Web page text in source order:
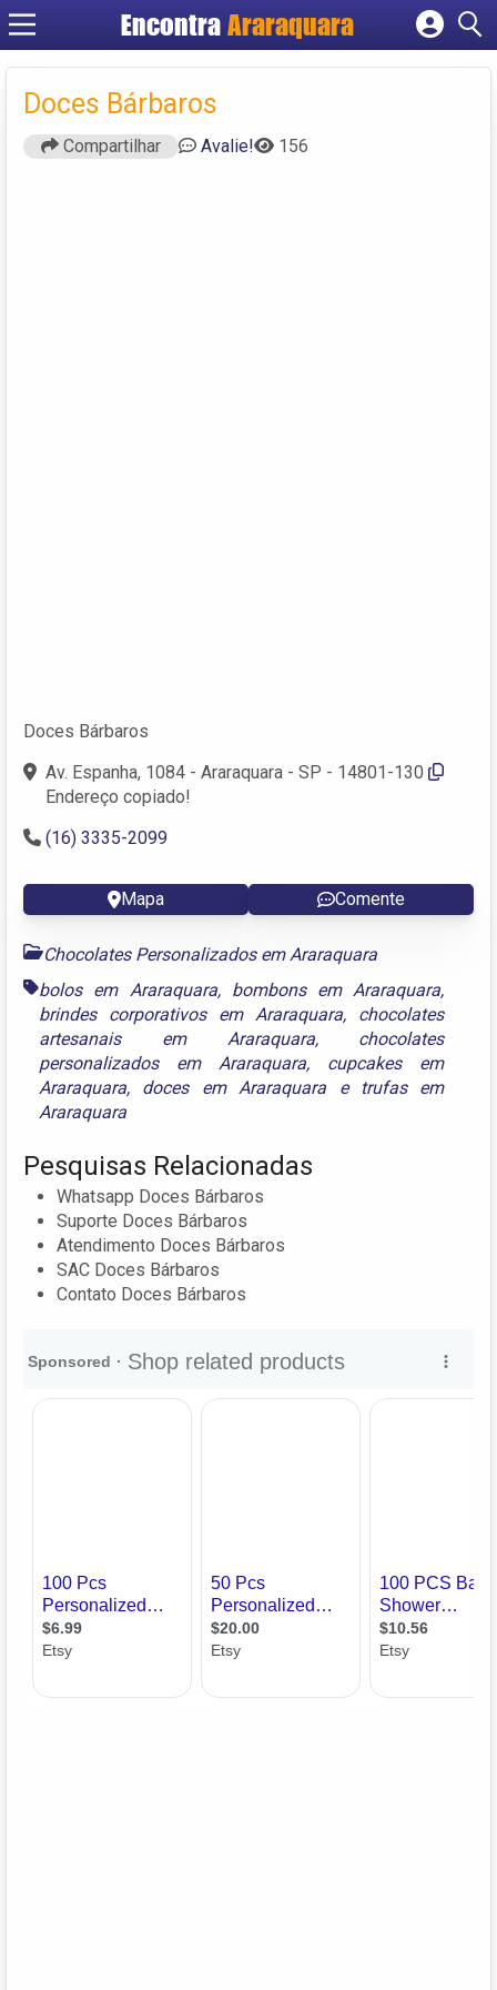
EncontraAraraquara
Cadastrar empresa
Doces Bárbaros
Compartilhar Avalie! 156
Doces Bárbaros
Av. Espanha, 1084 - Araraquara - SP - 14801-130
Endereço copiado!
(16) 3335-2099
Mapa Comente
Chocolates Personalizados em Araraquara
bolos em Araraquara, bombons em Araraquara,
brindes corporativos em Araraquara, chocolates
artesanais em Araraquara, chocolates
personalizados em Araraquara, cupcakes em
Araraquara, doces em Araraquara e trufas em
Araraquara
Pesquisas Relacionadas
Whatsapp Doces Bárbaros
Suporte Doces Bárbaros
Atendimento Doces Bárbaros
SAC Doces Bárbaros
Contato Doces Bárbaros